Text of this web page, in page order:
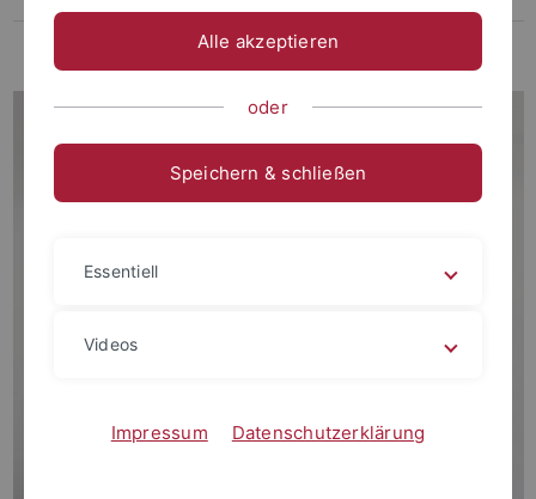
Archaeo-Palaeoprotemics LabAlle akzeptieren
oder
Speichern & schließen
Essentiell
Videos
Impressum Datenschutzerklärung